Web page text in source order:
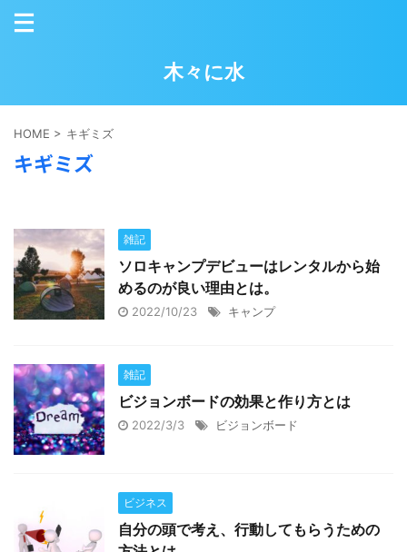
木々に水
HOME > キギミズ
キギミズ
雑記
ソロキャンプデビューはレンタルから始
めるのが良い理由とは。
2022/10/23 キャンプ
雑記
ビジョンボードの効果と作り方とは
2022/3/3 ビジョンボード
ビジネス
自分の頭で考え、行動してもらうための